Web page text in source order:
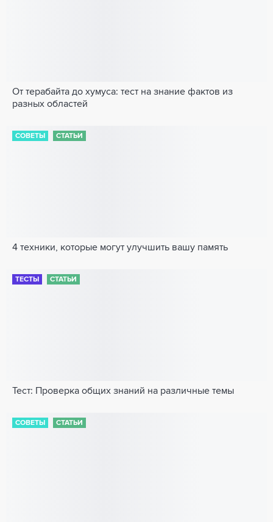
От терабайта до хумуса: тест на знание фактов из
разных областей
СОВЕТЫ СТАТЬИ
4 техники, которые могут улучшить вашу память
ТЕСТЫ СТАТЬИ
Тест: Проверка общих знаний на различные темы
СОВЕТЫ СТАТЬИ